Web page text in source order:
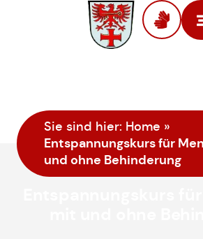
Sie sind hier: Home »
Entspannungskurs für
und ohne Behinderung